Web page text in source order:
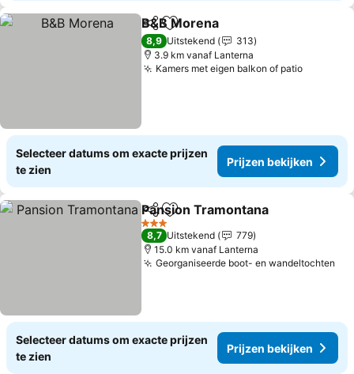
DelenToevoegen aan favorieten
B&B Morena
8,9 Uitstekend
313
3.9 km vanaf Lanterna
Kamers met eigen balkon of patioPrijzen
Selecteer datums om exacte prijzen
te zien
Prijzen bekijken
DelenToevoegen aan favorieten
Pansion Tramontana
3 Sterren
8,7 Uitstekend
779
15.0 km vanaf Lanterna
Georganiseerde boot- en wandeltochten
Selecteer datums om exacte prijzen
te zien
Prijzen bekijken